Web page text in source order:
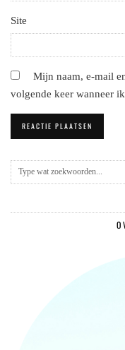
Site
Mijn naam, e-mail
volgende keer wanneer